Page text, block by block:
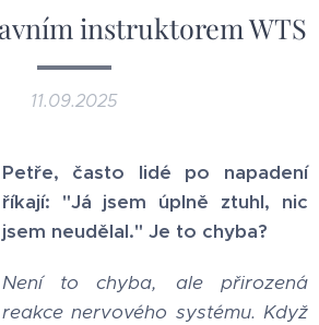
instruktorem WTS
11.09.2025
Petře, často lidé po napadení
říkají: "Já jsem úplně ztuhl, nic
jsem neudělal." Je to chyba?
Není to chyba, ale přirozená
reakce nervového systému. Když